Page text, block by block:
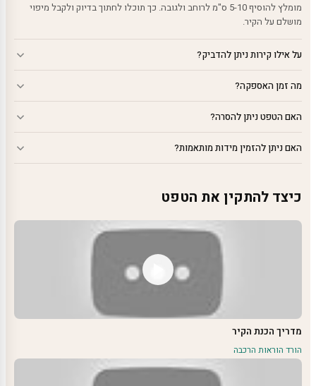
מומלץ להוסיף 5-10 ס"מ לרוחב ולגובה. כך תוכלו לחתוך בדיוק ולקבל מיפוי
מושלם על הקיר.
על אילו קירות ניתן להדביק?
מה זמן האספקה?
האם הטפט ניתן להסרה?
האם ניתן להזמין מידות מותאמות?
כיצד להתקין את הטפט
מדריך הכנת הקיר
הורד הוראות הרכבה